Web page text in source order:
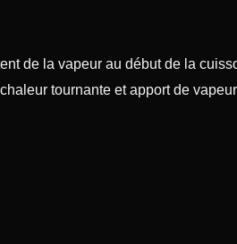
de la vapeur au début de la
tournante et apport de